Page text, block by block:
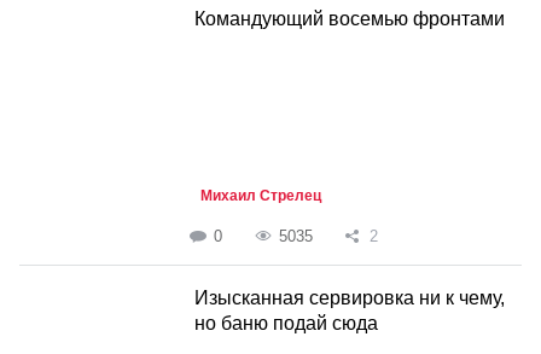
Командующий восемью фронтами
Михаил Стрелец
0 5035 2
Изысканная сервировка ни к чему,
но баню подай сюда